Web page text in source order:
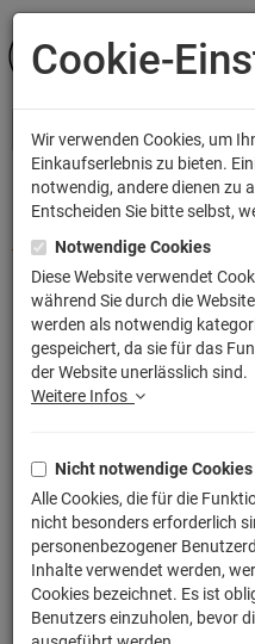
Stranger Upside
mit Füllung
Artikelnummer: TLM2303P
Cookie-
Wir verwenden Cookies, um
Einkaufserlebnis zu bieten.
notwendig, andere dienen zu
Entscheiden Sie bitte selbst,
Notwendige Cookies
Diese Website verwendet
während Sie durch die
werden als notwendig
gespeichert, da sie für das
der Website unerlässlich sind.
Weitere Infos
Nicht notwendige Cookies
Alle Cookies, die für die
nicht besonders erforderlich
personenbezogener
Inhalte verwendet werden,
Cookies bezeichnet. Es ist
Benutzers einzuholen, bevor